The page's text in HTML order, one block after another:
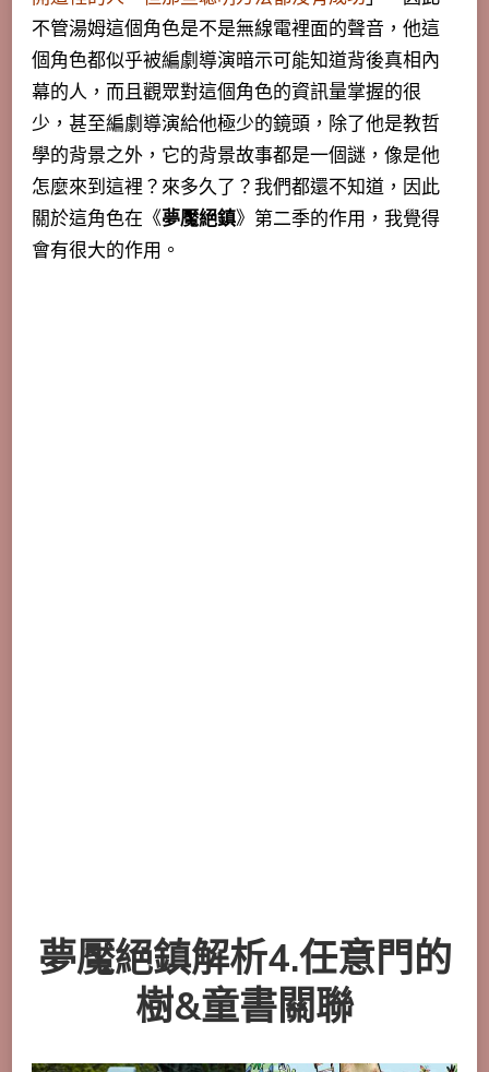
不管湯姆這個角色是不是無線電裡面的聲音，他這
個角色都似乎被編劇導演暗示可能知道背後真相內
幕的人，而且觀眾對這個角色的資訊量掌握的很
少，甚至編劇導演給他極少的鏡頭， 除了他是教哲
學的背景之外，它的背景故事都是一個謎，像是他
怎麼來到這裡？來多久了？我們都還不知道，因此
關於這角色在《夢魘絕鎮》第二季的作用，我覺得
會有很大的作用。
夢魘絕鎮解析4.任意門的
樹&童書關聯